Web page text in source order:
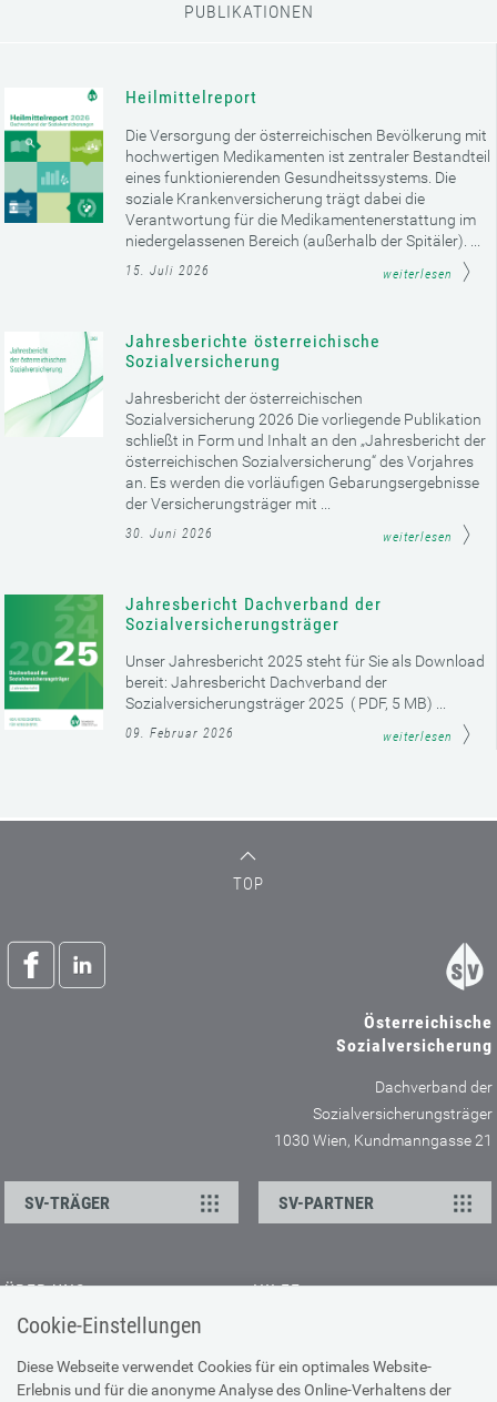
Cookie-Einstellungen
Diese Webseite verwendet Cookies für ein optimales Website-
Erlebnis und für die anonyme Analyse des Online-Verhaltens der
PUBLIKATIONEN
Heilmittelreport
Die Versorgung der österreichischen Bevölkerung mit
hochwertigen Medikamenten ist zentraler Bestandteil
eines funktionierenden Gesundheitssystems. Die
soziale Krankenversicherung trägt dabei die
Verantwortung für die Medikamentenerstattung im
niedergelassenen Bereich (außerhalb der Spitäler). ...
15. Juli 2026 weiterlesen
Jahresberichte österreichische
Sozialversicherung
Jahresbericht der österreichischen
Sozialversicherung 2026 Die vorliegende Publikation
schließt in Form und Inhalt an den „Jahresbericht der
österreichischen Sozialversicherung“ des Vorjahres
an. Es werden die vorläufigen Gebarungsergebnisse
der Versicherungsträger mit ...
30. Juni 2026 weiterlesen
Jahresbericht Dachverband der
Sozialversicherungsträger
Unser Jahresbericht 2025 steht für Sie als Download
bereit: Jahresbericht Dachverband der
Sozialversicherungsträger 2025 ( PDF, 5 MB) ...
09. Februar 2026 weiterlesen
TOP
Österreichische
Sozialversicherung
Dachverband der
Sozialversicherungsträger
1030 Wien, Kundmanngasse 21
SV-TRÄGER SV-PARTNER
ÜBER UNS
Kontakt
Offene Stellen
Presse
HILFE
Browser-Info & Sicherheit
Hilfe zur Suche